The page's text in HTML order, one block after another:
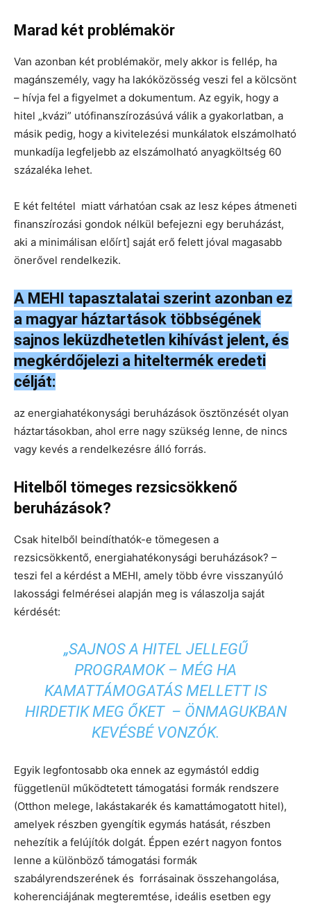
Marad két problémakör
Van azonban két problémakör, mely akkor is fellép, ha
magánszemély, vagy ha lakóközösség veszi fel a kölcsönt
– hívja fel a figyelmet a dokumentum. Az egyik, hogy a
hitel „kvázi” utófinanszírozásúvá válik a gyakorlatban, a
másik pedig, hogy a kivitelezési munkálatok elszámolható
munkadíja legfeljebb az elszámolható anyagköltség 60
százaléka lehet.
E két feltétel miatt várhatóan csak az lesz képes átmeneti
finanszírozási gondok nélkül befejezni egy beruházást,
aki a minimálisan előírt] saját erő felett jóval magasabb
önerővel rendelkezik.
A MEHI tapasztalatai szerint azonban ez
a magyar háztartások többségének
sajnos leküzdhetetlen kihívást jelent, és
megkérdőjelezi a hiteltermék eredeti
célját:
az energiahatékonysági beruházások ösztönzését olyan
háztartásokban, ahol erre nagy szükség lenne, de nincs
vagy kevés a rendelkezésre álló forrás.
Hitelből tömeges rezsicsökkenő
beruházások?
Csak hitelből beindíthatók-e tömegesen a
rezsicsökkentő, energiahatékonysági beruházások? –
teszi fel a kérdést a MEHI, amely több évre visszanyúló
lakossági felmérései alapján meg is válaszolja saját
kérdését:
„SAJNOS A HITEL JELLEGŰ
PROGRAMOK – MÉG HA
KAMATTÁMOGATÁS MELLETT IS
HIRDETIK MEG ŐKET – ÖNMAGUKBAN
KEVÉSBÉ VONZÓK.
Egyik legfontosabb oka ennek az egymástól eddig
függetlenül működtetett támogatási formák rendszere
(Otthon melege, lakástakarék és kamattámogatott hitel),
amelyek részben gyengítik egymás hatását, részben
nehezítik a felújítók dolgát. Éppen ezért nagyon fontos
lenne a különböző támogatási formák
szabályrendszerének és forrásainak összehangolása,
koherenciájának megteremtése, ideális esetben egy